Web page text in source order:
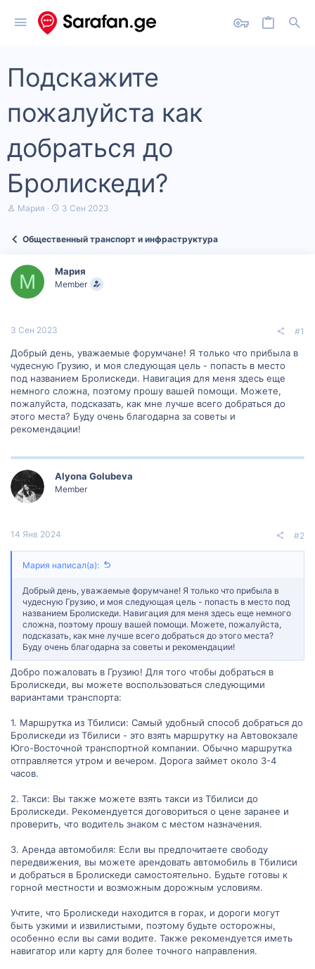
Подскажите
пожалуйста как
добраться до
Бролискеди?
А
т
е
м
ы
Мария
Д
а
ч
а
3 Сен 2023
Общественный транспорт и инфраструктура
М Мария
Member
3 Сен 2023 #1
Добрый день, уважаемые форумчане! Я только что прибыла в
чудесную Грузию, и моя следующая цель - попасть в место
под названием Бролискеди. Навигация для меня здесь еще
немного сложна, поэтому прошу вашей помощи. Можете,
пожалуйста, подсказать, как мне лучше всего добраться до
этого места? Буду очень благодарна за советы и
рекомендации!
Alyona Golubeva
Member
14 Янв 2024 #2
Мария написал(а):
Добрый день, уважаемые форумчане! Я только что прибыла в
чудесную Грузию, и моя следующая цель - попасть в место под
названием Бролискеди. Навигация для меня здесь еще немного
сложна, поэтому прошу вашей помощи. Можете, пожалуйста,
подсказать, как мне лучше всего добраться до этого места?
Буду очень благодарна за советы и рекомендации!
Добро пожаловать в Грузию! Для того чтобы добраться в
Бролискеди, вы можете воспользоваться следующими
вариантами транспорта:
1. Маршрутка из Тбилиси: Самый удобный способ добраться до
Бролискеди из Тбилиси - это взять маршрутку на Автовокзале
Юго-Восточной транспортной компании. Обычно маршрутка
отправляется утром и вечером. Дорога займет около 3-4
часов.
2. Такси: Вы также можете взять такси из Тбилиси до
Бролискеди. Рекомендуется договориться о цене заранее и
проверить, что водитель знаком с местом назначения.
3. Аренда автомобиля: Если вы предпочитаете свободу
передвижения, вы можете арендовать автомобиль в Тбилиси
и добраться в Бролискеди самостоятельно. Будьте готовы к
горной местности и возможным дорожным условиям.
Учтите, что Бролискеди находится в горах, и дороги могут
быть узкими и извилистыми, поэтому будьте осторожны,
особенно если вы сами водите. Также рекомендуется иметь
навигатор или карту для более точного направления.